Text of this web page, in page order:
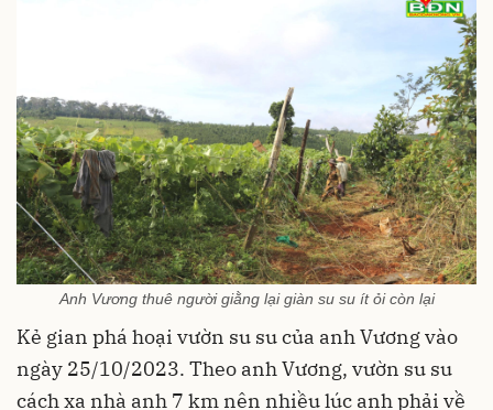
Anh Vương thuê người giằng lại giàn su su ít ỏi còn lại
Kẻ gian phá hoại vườn su su của anh Vương vào
ngày 25/10/2023. Theo anh Vương, vườn su su
cách xa nhà anh 7 km nên nhiều lúc anh phải về